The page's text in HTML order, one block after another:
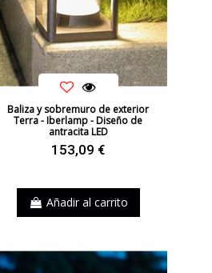
Baliza y sobremuro de exterior
Terra - Iberlamp - Diseño de
antracita LED
153,09 €
Añadir al carrito